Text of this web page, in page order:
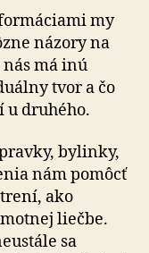
my
názory na
má inú
tvor a čo
u druhého.
bylinky,
nám pomôcť
ako
liečbe.
sa